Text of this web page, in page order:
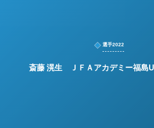
選手2022
斎藤 滉生 ＪＦＡアカデミー福島